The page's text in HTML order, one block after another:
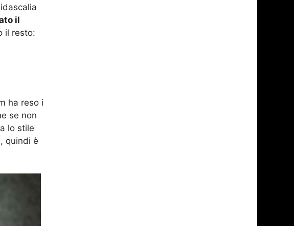
il
il resto:
ha reso i
se non
lo stile
quindi è